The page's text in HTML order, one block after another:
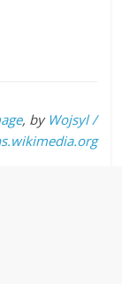
, by Wojsyl /